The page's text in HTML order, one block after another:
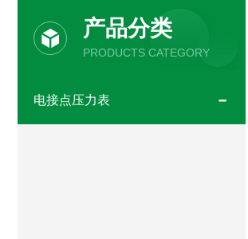
产品分类
PRODUCTS CATEGORY
电接点压力表